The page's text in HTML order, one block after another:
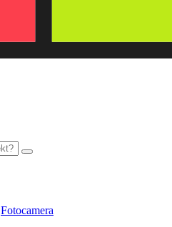
Fotocamera